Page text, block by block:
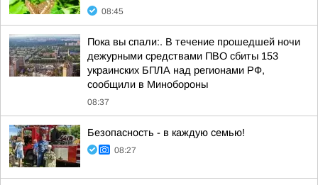
08:45
Пока вы спали:. В течение прошедшей ночи
дежурными средствами ПВО сбиты 153
украинских БПЛА над регионами РФ,
сообщили в Минобороны
08:37
Безопасность - в каждую семью!
08:27